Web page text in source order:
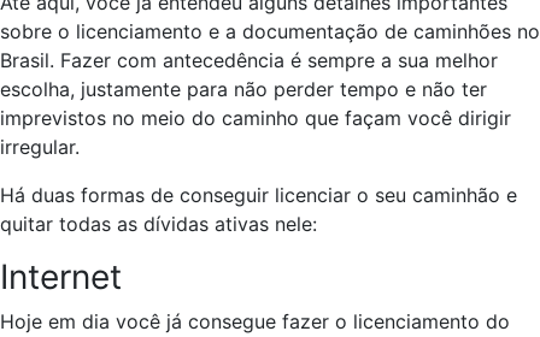
sobre o licenciamento e a documentação de caminhões no
Brasil. Fazer com antecedência é sempre a sua melhor
escolha, justamente para não perder tempo e não ter
imprevistos no meio do caminho que façam você dirigir
irregular.
Há duas formas de conseguir licenciar o seu caminhão e
quitar todas as dívidas ativas nele:
Internet
Hoje em dia você já consegue fazer o licenciamento do